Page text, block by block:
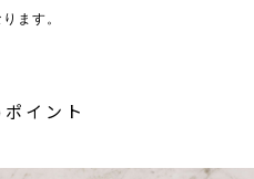
ます。
イント